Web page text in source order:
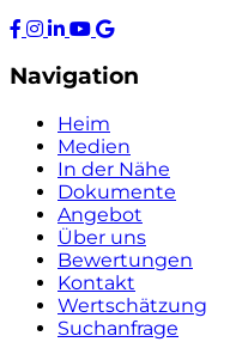
Navigation
Heim
Medien
In der Nähe
Dokumente
Angebot
Über uns
Bewertungen
Kontakt
Wertschätzung
Suchanfrage